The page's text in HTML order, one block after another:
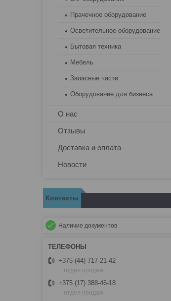
Прачечное оборудование
Осветительное оборудование
Бытовая техника
Мебель
Запасные части
Оборудование для бизнеса
О нас
Отзывы
Доставка и оплата
Новости
Контакты
Наличие документов
+375 (44) 717-21-42
отдел продаж
+375 (17) 388-46-18
отдел продаж